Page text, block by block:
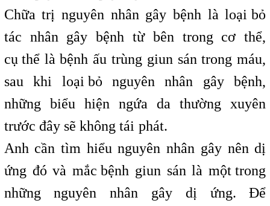
Chữa trị nguyên nhân gây bệnh là loại ibỏ
tác nhân gây bệnh từ bên trong cơ thể,
cụ thể là bệnh ấu trùng giun sán trong máu,
sau khi loại bỏ nguyên nhân gây bệnh,
những biểu hiện ngứa da thường xuyên
trước đây sẽ không tái phát.
Anh cần tìm hiểu nguyên nhân gây nên dị
ứng đó và mắc ,bệnh giun sán là một ,trong
những nguyên nhân gây dị ứng. Để